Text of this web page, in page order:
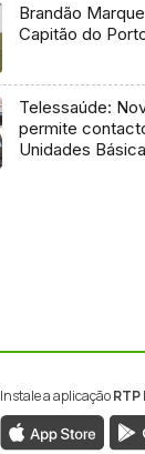
Brandão
Capitão do
Telessaúde:
permite
Unidades
Instale a aplicaçãoRTP